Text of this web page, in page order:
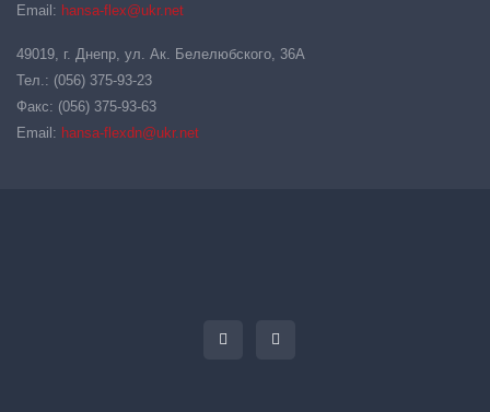
Email: hansa-flex@ukr.net
49019, г. Днепр, ул. Ак. Белелюбского, 36А
Тел.: (056) 375-93-23
Факс: (056) 375-93-63
Email: hansa-flexdn@ukr.net